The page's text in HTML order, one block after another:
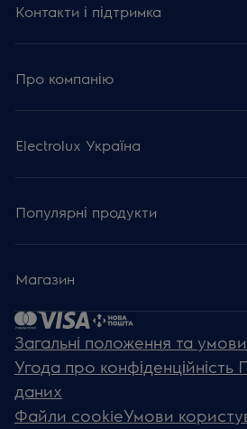
Контакти і підтримка
Про компанію
Electrolux Україна
Популярні продукти
Магазин
Загальні положення та умови
Угода про
даних
Файли cookieУмови